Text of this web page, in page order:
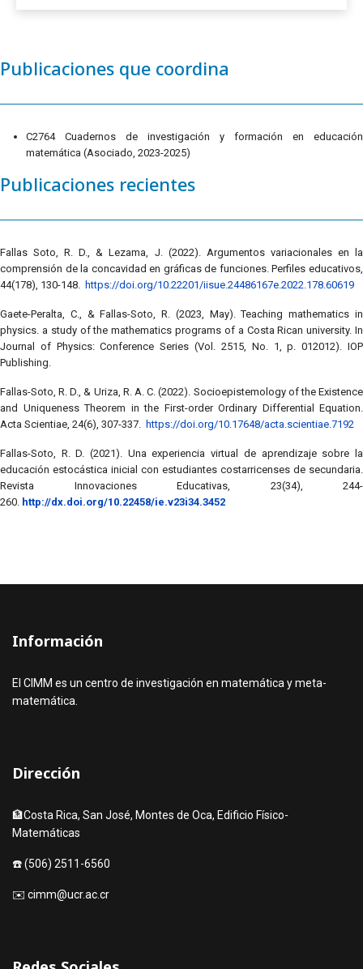
Publicaciones que coordina
C2764 Cuadernos de investigación y formación en educación
matemática (Asociado, 2023-2025)
Publicaciones recientes
Fallas Soto, R. D., & Lezama, J. (2022). Argumentos variacionales en la
comprensión de la concavidad en gráficas de funciones. Perfiles educativos,
44(178), 130-148. https://doi.org/10.22201/iisue.24486167e.2022.178.60619
Gaete-Peralta, C., & Fallas-Soto, R. (2023, May). Teaching mathematics in
physics. a study of the mathematics programs of a Costa Rican university. In
Journal of Physics: Conference Series (Vol. 2515, No. 1, p. 012012). IOP
Publishing.
Fallas-Soto, R. D., & Uriza, R. A. C. (2022). Socioepistemology of the Existence
and Uniqueness Theorem in the First-order Ordinary Differential Equation.
Acta Scientiae, 24(6), 307-337. https://doi.org/10.17648/acta.scientiae.7192
Fallas-Soto, R. D. (2021). Una experiencia virtual de aprendizaje sobre la
educación estocástica inicial con estudiantes costarricenses de secundaria.
Revista Innovaciones Educativas, 23(34), 244-
260. http://dx.doi.org/10.22458/ie.v23i34.3452
Información
El CIMM es un centro de investigación en matemática y meta-
matemática.
Dirección
🏦Costa Rica, San José, Montes de Oca, Edificio Físico-
Matemáticas
☎️ (506) 2511-6560
✉️ cimm@ucr.ac.cr